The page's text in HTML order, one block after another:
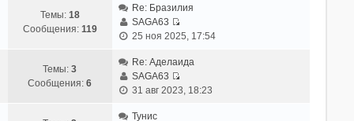
е
ю
н
м
с
о
с
е
н
м
п
р
й
и
п
Темы: 18
Сообщения: 119
Re: Бразилия
SAGA63
П
р
й
25 ноя 2025, 17:54
Темы:3
Сообщения:6
Re: Аделаида
SAGA63
П
31 авг 2023, 18:23
Тунис